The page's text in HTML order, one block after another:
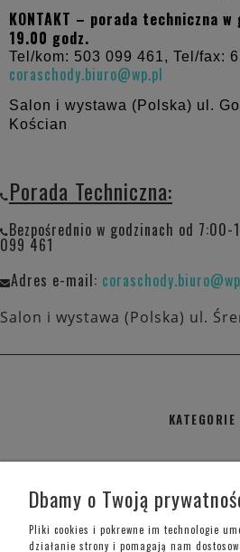
KONTAKT – porada techniczna
19.00 godz.
Tel/kom: 503 099 461, Tel/fax:
coraschody.biuro@wp.pl
Salon i wystawa (Polska) ul.
Kościan
Porada Techniczna:
Bezpośrednio w godzinach od
099 461
Adres e-mail:
Salon i wystawa (Polska) ul.
KATEGORIE
MOJE KONTO
Dbamy o Twoją
Pliki cookies i pokrewne im technologie
działanie strony i pomagają nam